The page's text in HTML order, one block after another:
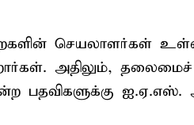
செயலாளர்கள்
அதிலும்,
பதவிகளுக்கு ஐ.ஏ.எஸ்.